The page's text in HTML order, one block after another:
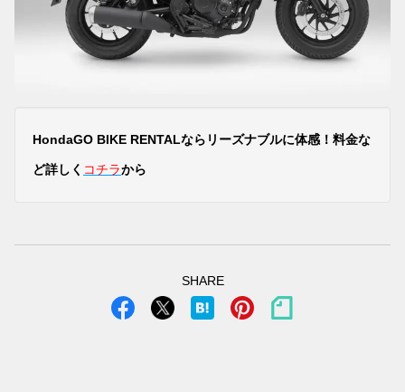
HondaGO BIKE RENTALならリーズナブルに体感！料金な
ど詳しく コチラから
SHARE